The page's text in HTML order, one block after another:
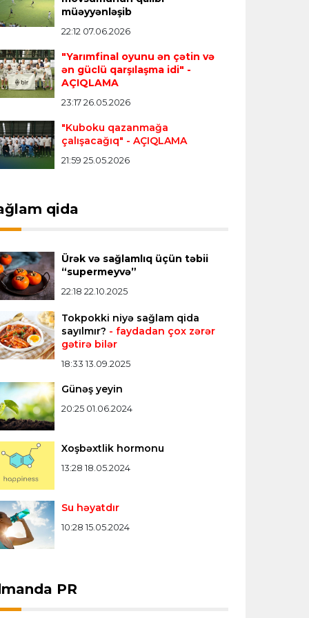
23:18 06.08.2026
tarixinin ən bahalı transferini
P.L. 23:14 06.08.2026
Pato İngiltərə klubunun
olacaq
23:08 06.08.2026
tapdı
voleybolu üzrə ölkə
finalçılar müəyyənləşdi
liqası 23:03 06.08.2026
"Dinamo"ya minimal
uduzdu
xəbərlər >>>
müəyyənləşib
22:12 07.06.2026
"Yarımfinal oyunu ən çətin və
ən güclü qarşılaşma idi" -
AÇIQLAMA
23:17 26.05.2026
"Kuboku qazanmağa
çalışacağıq" - AÇIQLAMA
21:59 25.05.2026
qida
Ürək və sağlamlıq üçün təbii
“supermeyvə”
22:18 22.10.2025
Tokpokki niyə sağlam qida
sayılmır? - faydadan çox zərər
gətirə bilər
18:33 13.09.2025
Günəş yeyin
20:25 01.06.2024
Xoşbəxtlik hormonu
13:28 18.05.2024
Su həyatdır
10:28 15.05.2024
PR